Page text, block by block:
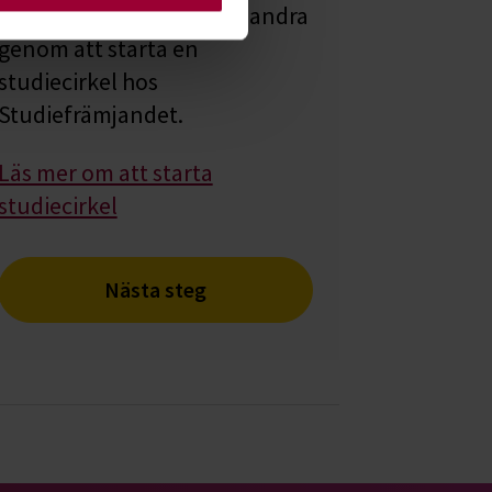
dig tillsammans med andra
att starta en
studiecirkel hos
Studiefrämjandet.
Läs mer om att starta
studiecirkel
Nästa steg